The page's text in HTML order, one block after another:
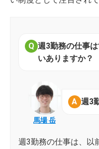
週3勤務の仕事
いありますか？
馬場 岳
週3
週3勤務の仕事は、以